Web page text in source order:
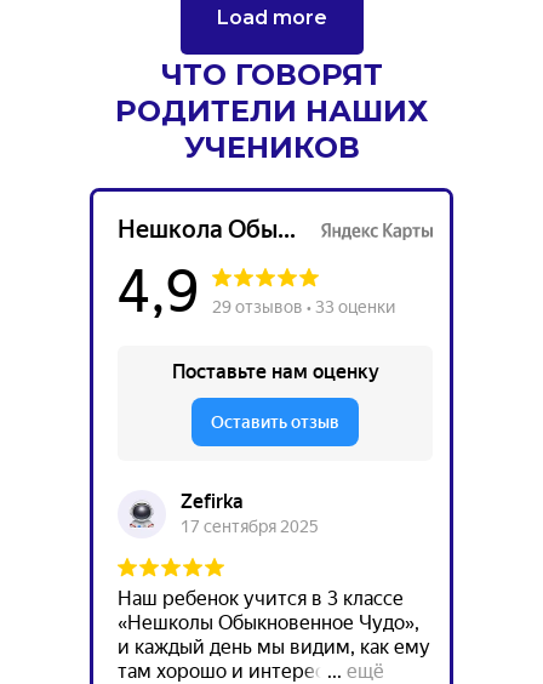
Load more
ЧТО ГОВОРЯТ
РОДИТЕЛИ НАШИХ
УЧЕНИКОВ